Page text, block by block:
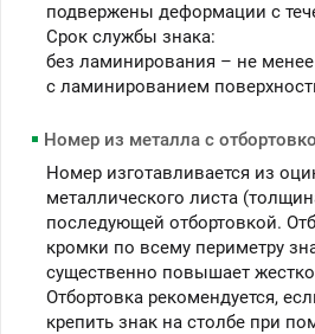
подвержены деформации с
Срок службы знака:
без ламинирования – не менее
c ламинированием
Номер из металла с
Номер изготавливается из
металлического листа
последующей отбортовкой.
кромки по всему периметру
существенно повышает
Отбортовка рекомендуется,
крепить знак на столбе при